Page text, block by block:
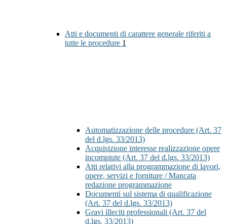
Atti e documenti di carattere generale riferiti a
tutte le procedure 1
Automatizzazione delle procedure (Art. 37
del d.lgs. 33/2013)
Acquisizione interesse realizzazione opere
incompiute (Art. 37 del d.lgs. 33/2013)
Atti relativi alla programmazione di lavori,
opere, servizi e forniture / Mancata
redazione programmazione
Documenti sul sistema di qualificazione
(Art. 37 del d.lgs. 33/2013)
Gravi illeciti professionali (Art. 37 del
d.lgs. 33/2013)